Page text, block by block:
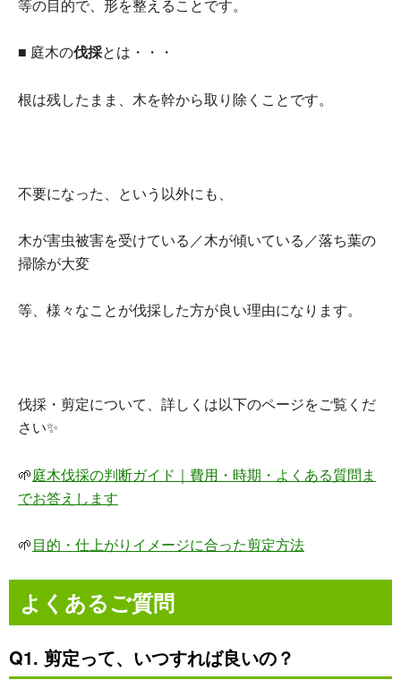
等の目的で、形を整えることです。
■ 庭木の伐採とは・・・
根は残したまま、木を幹から取り除くことです。
不要になった、という以外にも、
木が害虫被害を受けている／木が傾いている／落ち葉の
掃除が大変
等、様々なことが伐採した方が良い理由になります。
伐採・剪定について、詳しくは以下のページをご覧くだ
さい✨
🌱庭木伐採の判断ガイド｜費用・時期・よくある質問ま
でお答えします
🌱目的・仕上がりイメージに合った剪定方法
よくあるご質問
Q1. 剪定って、いつすれば良いの？